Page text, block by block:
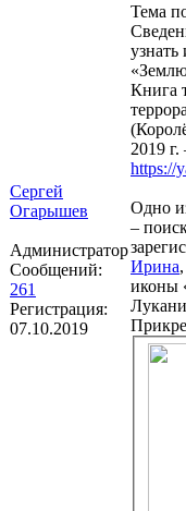
Сергей
Огарышев
Администратор
Сообщений:
261
Регистрация:
07.10.2019
Тема
узнать
Книга
2019
https://
Одно
–
Ирина
иконы